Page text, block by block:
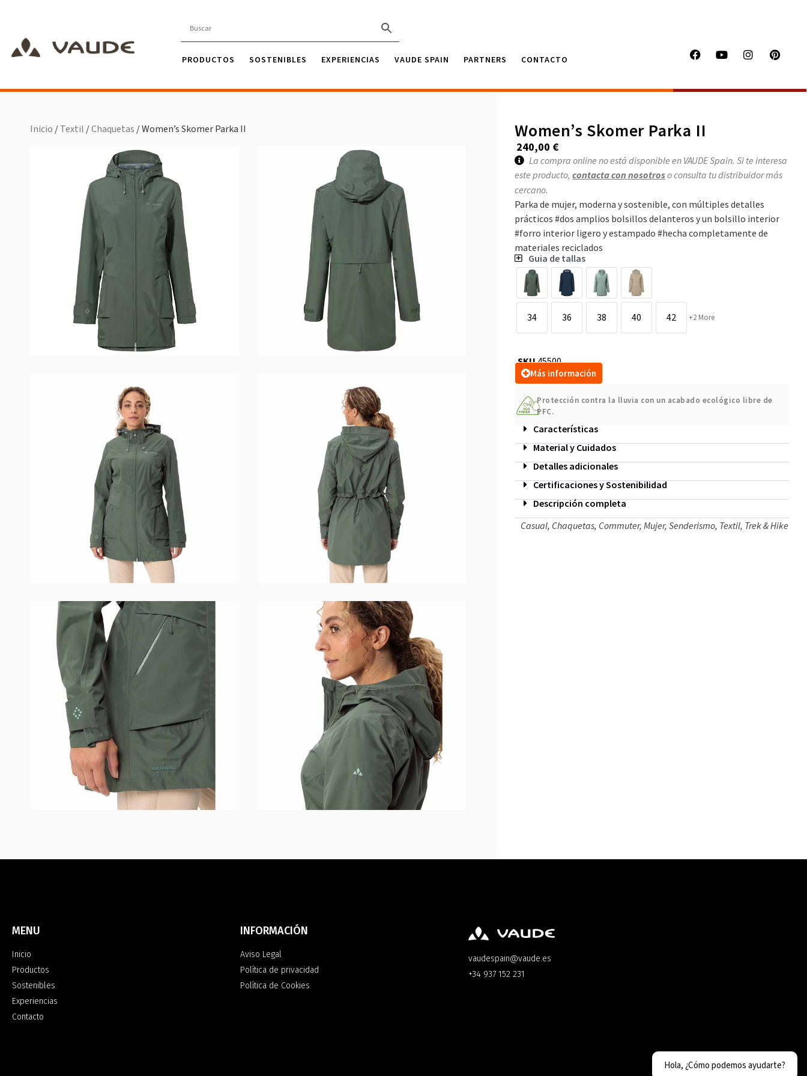
PRODUCTOS SOSTENIBLES EXPERIENCIAS VAUDE SPAIN PARTNERS CONTACTO
Inicio/Textil/Chaquetas/ Women’s Skomer Parka II Women’s Skomer Parka II
240,00 €
La compra online no está disponible en VAUDE Spain. Si te interesa
este producto,contacta con nosotroso consulta tu distribuidor más
cercano.
Parka de mujer, moderna y sostenible, con múltiples detalles
prácticos #dos amplios bolsillos delanteros y un bolsillo interior
#forro interior ligero y estampado #hecha completamente de
materiales reciclados
Guia de tallas
34 36 38 40 42 +2 More
SKU45500
Más información
Protección contra la lluvia con un acabado ecológico libre de
PFC.
Características
Material y Cuidados
Detalles adicionales
Certificaciones y Sostenibilidad
Descripción completa
Casual, Chaquetas, Commuter,Mujer,Senderismo, Textil, Trek & Hike
MENU
Inicio
Productos
Sostenibles
Experiencias
Contacto
INFORMACIÓN
Aviso Legal
Política de privacidad
Política de Cookies
vaudespain@vaude.es
+34 937 152 231
Hola, ¿Cómo podemos ayudarte?